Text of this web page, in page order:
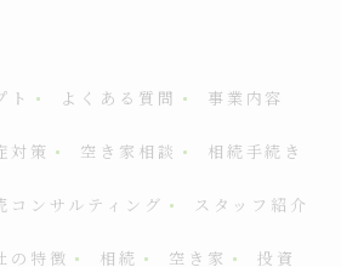
ト よくある質問 事業内容
対策 空き家相談 相続手続き
コンサルティング スタッフ紹介
の特徴 相続 空き家 投資